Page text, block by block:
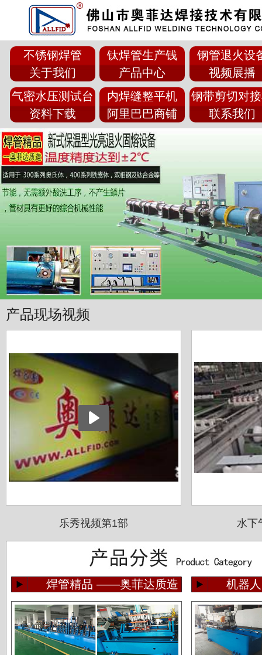
不锈钢焊管
关于我们
钛焊管生产钱
产品中心
钢管退火设
视频展播
气密水压测试台
资料下载
内焊缝整平机
阿里巴巴商铺
钢带剪切对
联系我们
产品现场视频
乐秀视频第1部 水下
焊管精品 ——奥菲达质造 机器
佛山运升不锈钢厂
宝菜不锈钢科技（昆山）有限公司
苏州圣珀不锈钢制品有限公司
上海华钢不锈钢有限公司
常熟鑫统联不锈钢公司